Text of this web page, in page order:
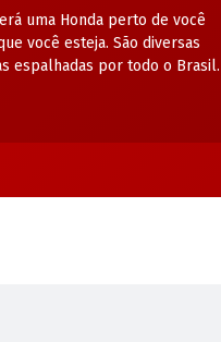
uma Honda perto de você
você esteja. São diversas
espalhadas por todo o Brasil.